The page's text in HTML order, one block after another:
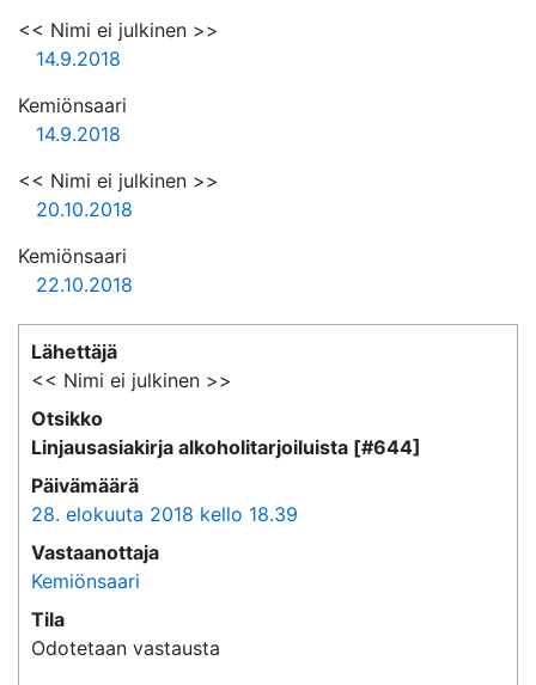
<< Nimi ei julkinen >>
14.9.2018
Kemiönsaari
14.9.2018
<< Nimi ei julkinen >>
20.10.2018
Kemiönsaari
22.10.2018
Lähettäjä
<< Nimi ei julkinen >>
Otsikko
Linjausasiakirja alkoholitarjoiluista [#644]
Päivämäärä
28. elokuuta 2018 kello 18.39
Vastaanottaja
Kemiönsaari
Tila
Odotetaan vastausta